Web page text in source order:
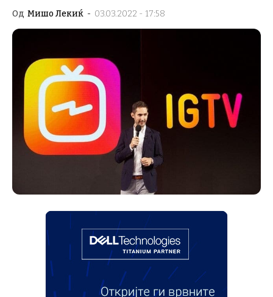
Од Мишо Лекиќ - 03.03.2022 - 17:58